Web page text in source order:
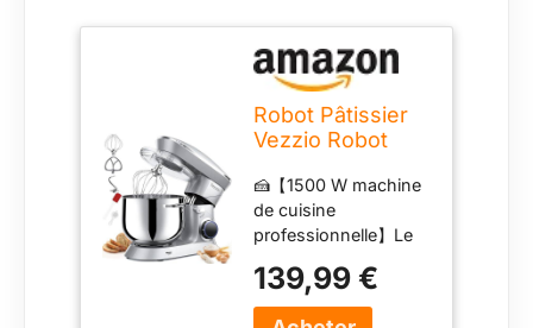
Robot Pâtissier
Vezzio Robot
Multifonctions
8.5L Robot
Pâtissier1500W 6
Vitesses Robot
Pétrin
Professionnel
🍰【1500 W machine
de cuisine
professionnelle】Le
convient aux
boulangers et aux
139,99 €